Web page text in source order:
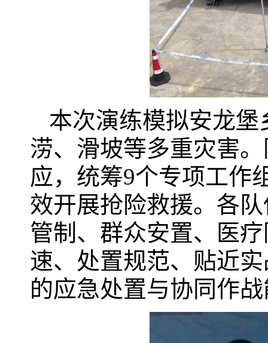
本次演练模拟安龙
涝、滑坡等多重灾害
应，统筹9个专项工作
效开展抢险救援。各
管制、群众安置、医
速、处置规范、贴近
的应急处置与协同作